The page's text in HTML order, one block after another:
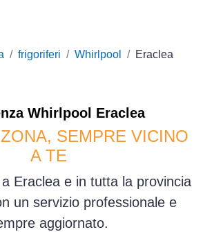
frigoriferi Whirlpool Eraclea
Whirlpool Eraclea
SEMPRE VICINO
A TE
Eraclea e in tutta la provincia
un servizio professionale e
aggiornato.